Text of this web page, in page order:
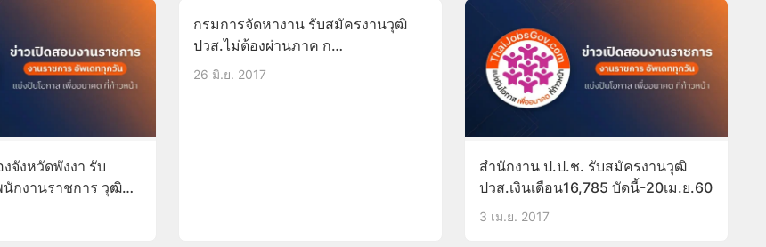
จังหวัดพังงา รับ
กงานราชการ วุฒิ
กรมการจัดหางาน รับสมัครงานวุฒิ
ปวส.ไม่ต้องผ่านภาค ก
บัดนี้-30มิ.ย.60
26 มิ.ย. 2017
สำนักงาน ป.ป.ช. รับสมัครงานวุฒิ
ปวส.เงินเดือน16,785 บัดนี้-20เม.ย.60
3 เม.ย. 2017